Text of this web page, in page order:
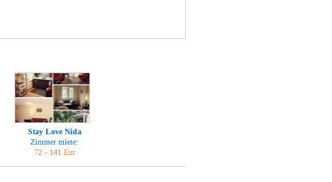
Stay Love Nida
Zimmer miete:
72 - 141 Eur